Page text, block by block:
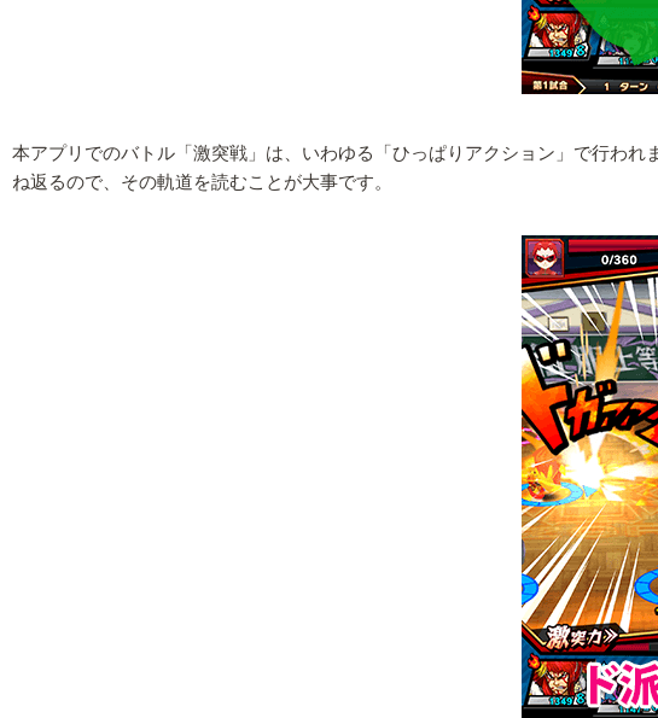
本アプリでのバトル「激突戦」は、いわゆる「ひっぱりアクション」で行わ
ね返るので、その軌道を読むことが大事です。